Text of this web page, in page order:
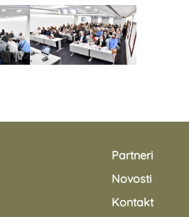
Partneri
Novosti
Kontakt